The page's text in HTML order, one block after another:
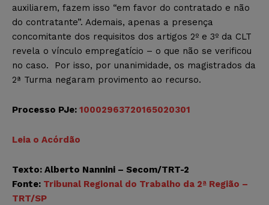
auxiliarem, fazem isso “em favor do contratado e não
do contratante”. Ademais, apenas a presença
concomitante dos requisitos dos artigos 2º e 3º da CLT
revela o vínculo empregatício – o que não se verificou
no caso. Por isso, por unanimidade, os magistrados da
2ª Turma negaram provimento ao recurso.
Processo PJe: 10002963720165020301
Leia o Acórdão
Texto: Alberto Nannini – Secom/TRT-2
Fonte: Tribunal Regional do Trabalho da 2ª Região –
TRT/SP